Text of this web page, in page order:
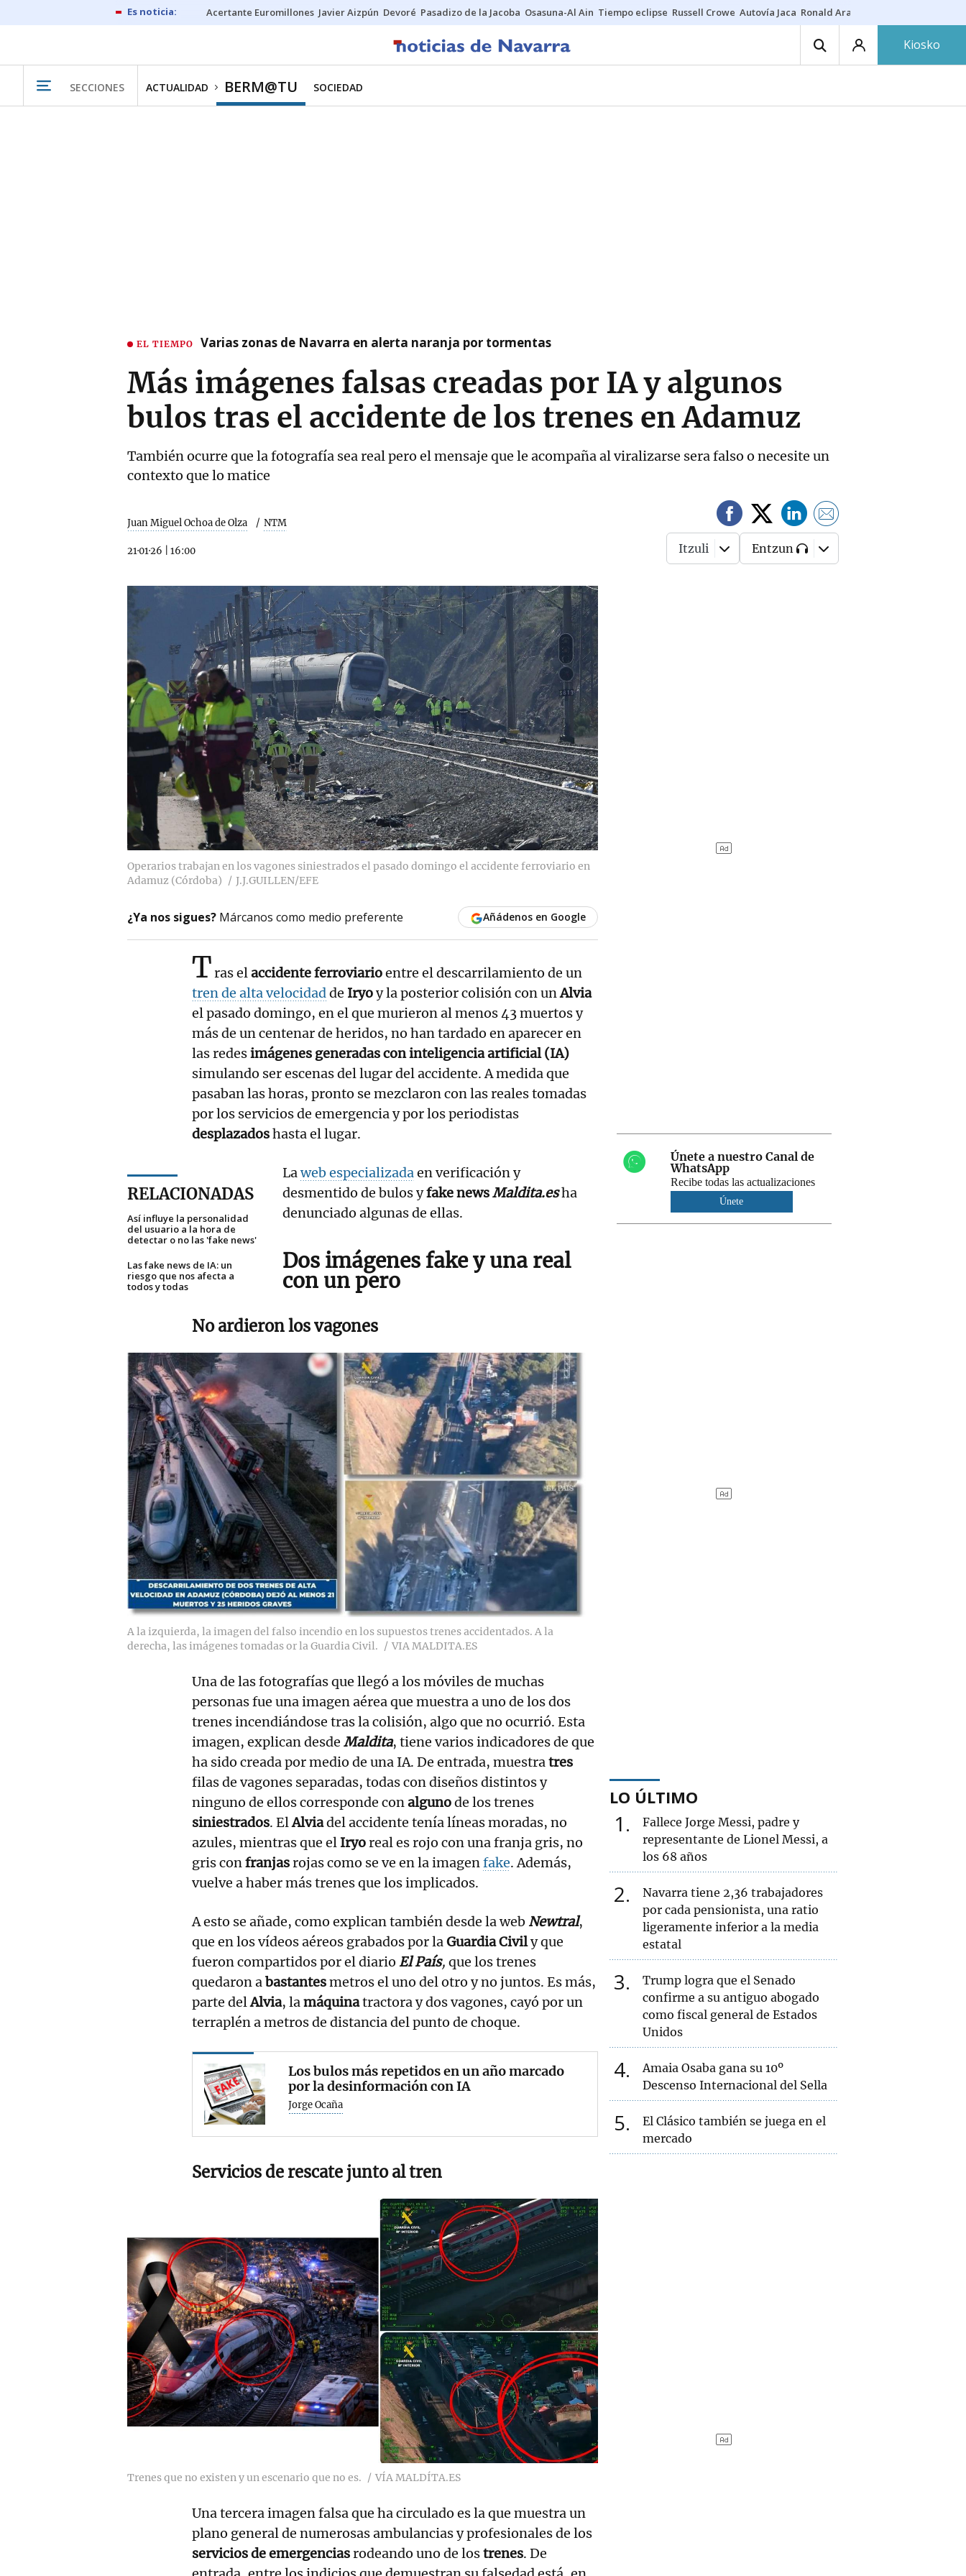
Acertante Euromillones Javier Aizpún Devoré Pasadizo de la Jacoba Osasuna-Al Ain Tiempo eclipse Russell Crowe Autovía Jaca Ronald Araújo
Kiosko
SECCIONES ACTUALIDAD BERM@TU SOCIEDAD
EL TIEMPO Varias zonas de Navarra en alerta naranja por tormentas
Más imágenes falsas creadas por IA y algunos
bulos tras el accidente de los trenes en Adamuz
También ocurre que la fotografía sea real pero el mensaje que le acompaña al viralizarse sera falso o necesite un
contexto que lo matice
Juan Miguel Ochoa de Olza NTM
21·01·26 16:00 Itzuli Entzun
Operarios trabajan en los vagones siniestrados el pasado domingo el accidente ferroviario en
Adamuz (Córdoba)
J.J.GUILLEN/EFE
¿Ya nos sigues? Márcanos como medio preferente Añádenos en Google
Tras elaccidente ferroviarioentre el descarrilamiento de un
tren de alta velocidadde Iryoy la posterior colisión con unAlvia
el pasado domingo, en el que murieron al menos 43 muertos y
más de un centenar de heridos, no han tardado en aparecer en
las redesimágenes generadas con inteligencia artificial (IA)
simulando ser escenas del lugar del accidente. A medida que
pasaban las horas, pronto se mezclaron con las reales tomadas
por los servicios de emergencia y por los periodistas
desplazadoshasta el lugar.
RELACIONADAS
Así influye la personalidad
del usuario a la hora de
detectar o no las 'fake news'
Las fake news de IA: un
riesgo que nos afecta a
todos y todas
Laweb especializadaen verificación y
desmentido de bulos yfake newsMaldita.esha
denunciado algunas de ellas.
Dos imágenes fake y una real
con un pero
No ardieron los vagones
A la izquierda, la imagen del falso incendio en los supuestos trenes accidentados. A la
derecha, las imágenes tomadas or la Guardia Civil.
VIA MALDITA.ES
Una de las fotografías que llegó a los móviles de muchas
personas fue una imagen aérea que muestra a uno de los dos
trenes incendiándose tras la colisión, algo que no ocurrió. Esta
imagen, explican desde Maldita, tiene varios indicadores de que
ha sido creada por medio de una IA. De entrada, muestratres
filas de vagones separadas, todas con diseños distintos y
ninguno de ellos corresponde conalgunode los trenes
siniestrados. ElAlviadel accidente tenía líneas moradas, no
azules, mientras que el Iryoreal es rojo con una franja gris, no
gris confranjasrojas como se ve en la imagenfake. Además,
vuelve a haber más trenes que los implicados.
A esto se añade, como explican también desde la web Newtral,
que en los vídeos aéreos grabados por laGuardia Civily que
fueron compartidos por el diario El País, que los trenes
quedaron abastantesmetros el uno del otro y no juntos. Es más,
parte delAlvia, lamáquinatractora y dos vagones, cayó por un
terraplén a metros de distancia del punto de choque.
Los bulos más repetidos en un año marcado
por la desinformación con IA
Jorge Ocaña
Servicios de rescate junto al tren
Trenes que no existen y un escenario que no es. VÍA MALDÍTA.ES
Una tercera imagen falsa que ha circulado es la que muestra un
plano general de numerosas ambulancias y profesionales de los
servicios de emergenciasrodeando uno de lostrenes. De
Únete a nuestro Canal de
WhatsApp
Recibe todas las actualizaciones
Únete
LO ÚLTIMO
1
Fallece Jorge Messi, padre y
representante de Lionel Messi, a
los 68 años
2
Navarra tiene 2,36 trabajadores
por cada pensionista, una ratio
ligeramente inferior a la media
estatal
3
Trump logra que el Senado
confirme a su antiguo abogado
como fiscal general de Estados
Unidos
4
Amaia Osaba gana su 10º
Descenso Internacional del Sella
5
El Clásico también se juega en el
mercado